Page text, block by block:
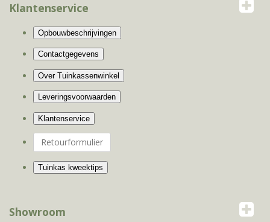
Klantenservice
Retourformulier
Showroom